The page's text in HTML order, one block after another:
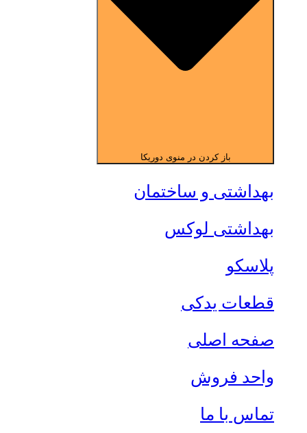
باز کردن در منوی دوریکا
بهداشتی و ساختمان
بهداشتی لوکس
پلاسکو
قطعات یدکی
صفحه اصلی
واحد فروش
تماس با ما